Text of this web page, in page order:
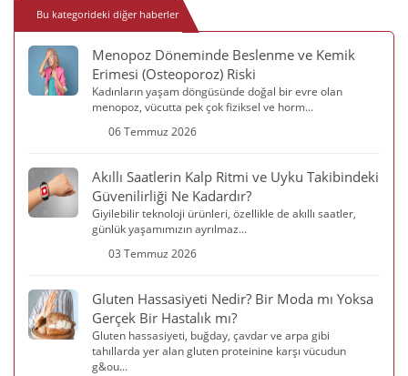
Bu kategorideki diğer haberler
Menopoz Döneminde Beslenme ve Kemik
Erimesi (Osteoporoz) Riski
Kadınların yaşam döngüsünde doğal bir evre olan
menopoz, vücutta pek çok fiziksel ve horm...
06 Temmuz 2026
Akıllı Saatlerin Kalp Ritmi ve Uyku Takibindeki
Güvenilirliği Ne Kadardır?
Giyilebilir teknoloji ürünleri, özellikle de akıllı saatler,
günlük yaşamımızın ayrılmaz...
03 Temmuz 2026
Gluten Hassasiyeti Nedir? Bir Moda mı Yoksa
Gerçek Bir Hastalık mı?
Gluten hassasiyeti, buğday, çavdar ve arpa gibi
tahıllarda yer alan gluten proteinine karşı vücudun
g&ou...